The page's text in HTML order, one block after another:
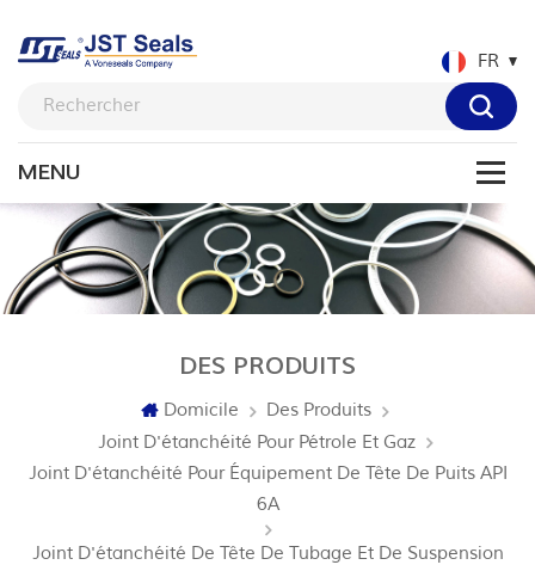
FR
DES PRODUITS
Domicile
Des Produits
Joint D'étanchéité Pour Pétrole Et Gaz
Joint D'étanchéité Pour Équipement De Tête De Puits API
6A
Joint D'étanchéité De Tête De Tubage Et De Suspension